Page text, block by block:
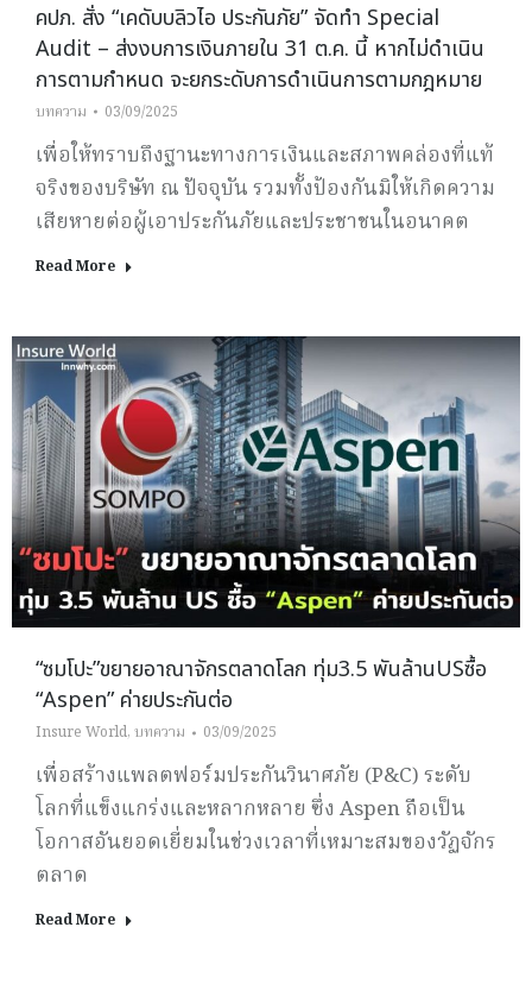
คปภ. สั่ง “เคดับบลิวไอ ประกันภัย” จัดทำ Special
Audit – ส่งงบการเงินภายใน 31 ต.ค. นี้ หากไม่ดำเนิน
การตามกำหนด จะยกระดับการดำเนินการตามกฎหมาย
บทความ 03/09/2025
เพื่อให้ทราบถึงฐานะทางการเงินและสภาพคล่องที่แท้
จริงของบริษัท ณ ปัจจุบัน รวมทั้งป้องกันมิให้เกิดความ
เสียหายต่อผู้เอาประกันภัยและประชาชนในอนาคต
Read More
“ซมโปะ”ขยายอาณาจักรตลาดโลก ทุ่ม3.5 พันล้านUSซื้อ
“Aspen” ค่ายประกันต่อ
Insure World, บทความ 03/09/2025
เพื่อสร้างแพลตฟอร์มประกันวินาศภัย (P&C) ระดับ
โลกที่แข็งแกร่งและหลากหลาย ซึ่ง Aspen ถือเป็น
โอกาสอันยอดเยี่ยมในช่วงเวลาที่เหมาะสมของวัฏจักร
ตลาด
Read More